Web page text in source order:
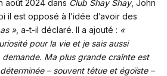
août 2024 dans Club Shay Shay, John
il est opposé à l’idée d’avoir des
», a-t-il déclaré. Il a ajouté : «
pour la vie et je sais aussi
demande. Ma plus grande crainte est
– souvent têtue et égoïste –